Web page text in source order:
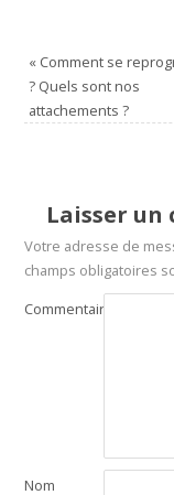
«Comment se
? Quels sont nos
attachements ?
Laisser
Votre adresse de
champs obligatoires
Commentaire
Nom